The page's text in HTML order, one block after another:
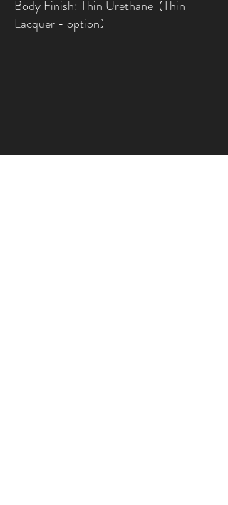
Body Finish: Thin Urethane (Thin
Lacquer - option)